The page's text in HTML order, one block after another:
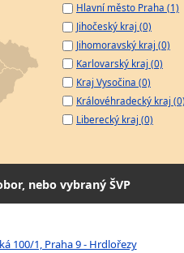
Hlavní město Praha (1)
Jihočeský kraj (0)
Jihomoravský kraj (0)
Karlovarský kraj (0)
Kraj Vysočina (0)
Královéhradecký kraj (0)
Liberecký kraj (0)
nebo vybraný ŠVP
100/1, Praha 9 - Hrdlořezy